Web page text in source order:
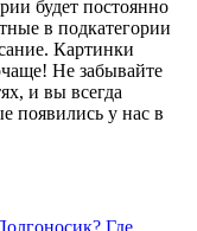
будет постоянно
в подкатегории
Картинки
Не забывайте
и вы всегда
появились у нас в
Где